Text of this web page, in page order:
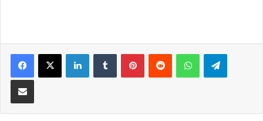
LinkedInTumblrPinterestReddit WhatsApp
Partilhar Via Email